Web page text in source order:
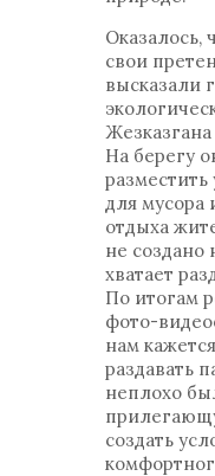
Оказалось,
свои
высказали
На берегу
для мусора
отдыха
не создано
хватает
По итогам
фото-
нам
раздавать
неплохо
создать